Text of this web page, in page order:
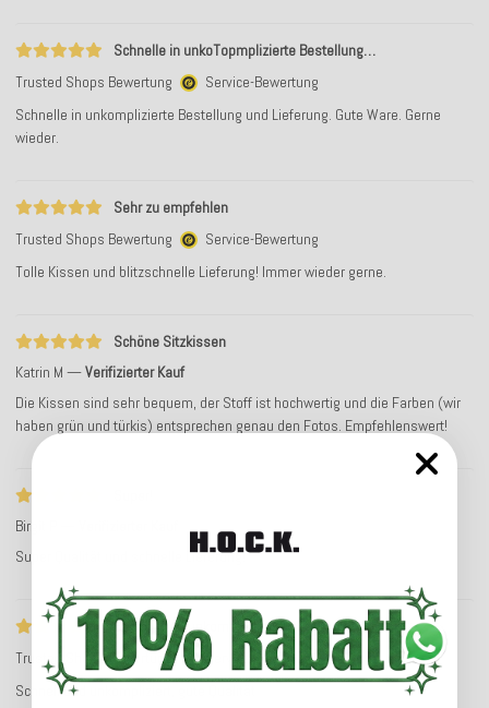
Schnelle in unkoTopmplizierte Bestellung…
Trusted Shops Bewertung
Service-Bewertung
Schnelle in unkomplizierte Bestellung und Lieferung. Gute Ware. Gerne
wieder.
Sehr zu empfehlen
Trusted Shops Bewertung
Service-Bewertung
Tolle Kissen und blitzschnelle Lieferung! Immer wieder gerne.
Schöne Sitzkissen
Katrin M
Verifizierter Kauf
Die Kissen sind sehr bequem, der Stoff ist hochwertig und die Farben (wir
haben grün und türkis) entsprechen genau den Fotos. Empfehlenswert!
Birgit P
Super Qualität und schnelle Lieferung!
Schnell und unkompliziert
Trusted Shops Bewertung
Service-Bewertung
Schnell und unkompliziert, gute Qualität